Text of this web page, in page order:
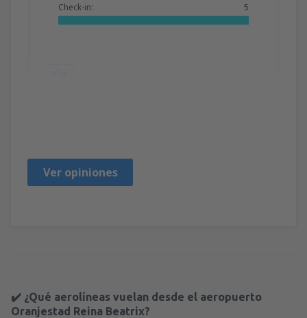
Check-in: 5
Ver opiniones
✔️ ¿Qué aerolíneas vuelan desde el aeropuerto
Oranjestad Reina Beatrix?